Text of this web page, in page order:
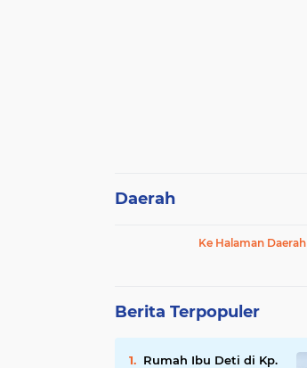
Daerah
Ke Halaman Daerah
Berita Terpopuler
Rumah Ibu Deti di Kp.